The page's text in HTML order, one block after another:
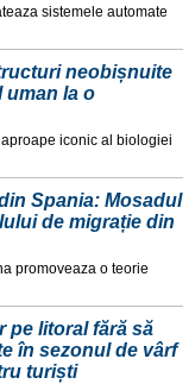
sistemele automate
neobișnuite
uman la o
iconic al biologiei
Spania: Mosadul
de migrație din
promoveaza o teorie
pe litoral fără să
în sezonul de vârf
turiști